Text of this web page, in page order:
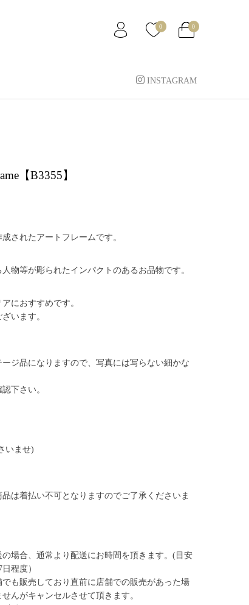
0 0
INSTAGRAM
【B3355】
されたアートフレームです。
物等が彫られたインパクトのあるお品物です。
におすすめです。
います。
ジ品になりますので、写真には写らない細かな
下さい。
いませ)
は着払い不可となりますのでご了承くださいま
場合、通常より配送にお時間を頂きます。(目安
程度）
も販売しており直前に店舗での販売があった場
んがキャンセルさせて頂きます。